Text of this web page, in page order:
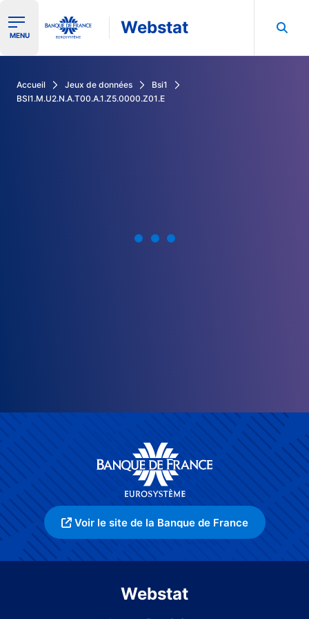
Ouvrir le menu de navigation
MENU Webstat
Accueil Jeux de données
Bsi1
BSI1.M.U2.N.A.T00.A.1.Z5.0000.Z01.E
Voir le site de la Banque de France
Webstat